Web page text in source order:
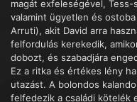
magát exfeleségével,
valamint ügyetlen és
Arruti), akit David arra
felfordulás kerekedik,
dobozt, és szabadjára
Ez a ritka és értékes lény
utazást. A bolondos
felfedezik a családi kötelék